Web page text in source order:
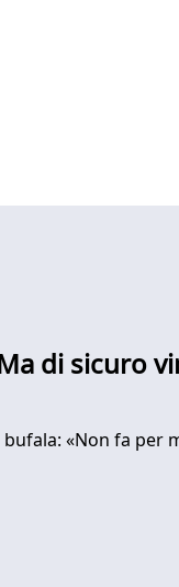
di sicuro
«Non fa per